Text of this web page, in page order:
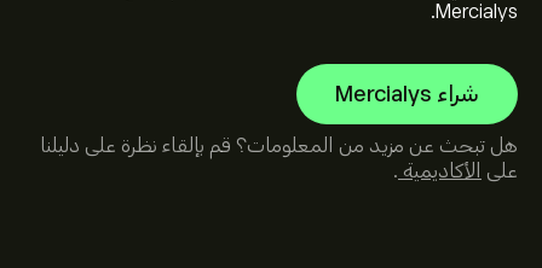
Mercialys.
شراء Mercialys
هل تبحث عن مزيد من المعلومات؟ قم بإلقاء نظرة على دليلنا
على
الأكاديمية .